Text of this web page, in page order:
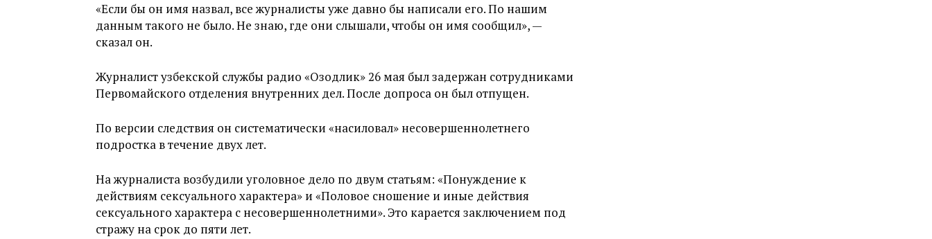
«Если бы он имя назвал, все журналисты уже давно бы написали его. По нашим
данным такого не было. Не знаю, где они слышали, чтобы он имя сообщил», —
сказал он.
Журналист узбекской службы радио «Озодлик» 26 мая был задержан сотрудниками
Первомайского отделения внутренних дел. После допроса он был отпущен.
По версии следствия он систематически «насиловал» несовершеннолетнего
подростка в течение двух лет.
На журналиста возбудили уголовное дело по двум статьям: «Понуждение к
действиям сексуального характера» и «Половое сношение и иные действия
сексуального характера с несовершеннолетними». Это карается заключением под
стражу на срок до пяти лет.